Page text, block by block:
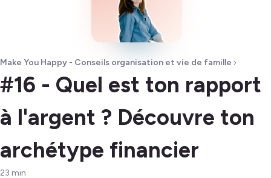
Make You Happy - Conseils organisation et vie de famille
#16 - Quel est ton rapport
à l'argent ? Découvre ton
archétype financier
23 min